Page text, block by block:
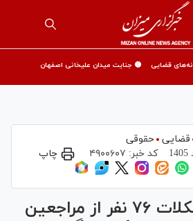
قضایی 🟡 جنایت میدان علیخانی اصفهان
قضایی حقوقی
کد خبر: ۴۹۰۰۶۰۷ چاپ
رسیدگی به مشکلات ۷۶ نفر از مراجعین